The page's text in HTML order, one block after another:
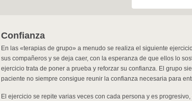
Confianza
En las «terapias de grupo» a menudo se realiza el siguiente
sus compañeros y se deja caer, con la esperanza de que ellos lo
ejercicio trata de poner a prueba y reforzar su confianza. El grupo
paciente no siempre consigue reunir la confianza necesaria para
El ejercicio se repite varias veces con cada persona y es